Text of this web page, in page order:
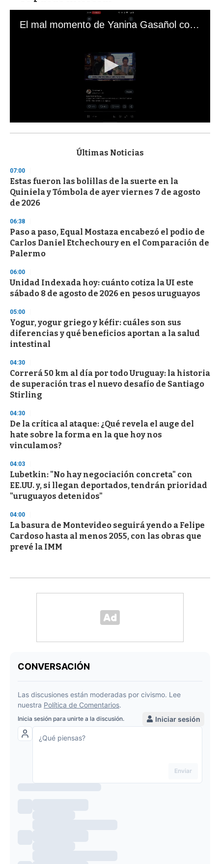
El mal momento de Yanina Gasañol con un hincha argentino en "Subrayado"
s
d
s
o
f
3
s
e
c
o
n
Últimas Noticias
07:00
Estas fueron las bolillas de la suerte en la
Quiniela y Tómbola de ayer viernes 7 de agosto
de 2026
06:38
Paso a paso, Equal Mostaza encabezó el podio de
Carlos Daniel Etchechoury en el Comparación de
Palermo
06:00
Unidad Indexada hoy: cuánto cotiza la UI este
sábado 8 de agosto de 2026 en pesos uruguayos
05:00
Yogur, yogur griego y kéfir: cuáles son sus
diferencias y qué beneficios aportan a la salud
intestinal
04:30
Correrá 50 km al día por todo Uruguay: la historia
de superación tras el nuevo desafío de Santiago
Stirling
04:30
De la crítica al ataque: ¿Qué revela el auge del
hate sobre la forma en la que hoy nos
vinculamos?
04:03
Lubetkin: "No hay negociación concreta" con
EE.UU. y, si llegan deportados, tendrán prioridad
"uruguayos detenidos"
04:00
La basura de Montevideo seguirá yendo a Felipe
Cardoso hasta al menos 2055, con las obras que
prevé la IMM